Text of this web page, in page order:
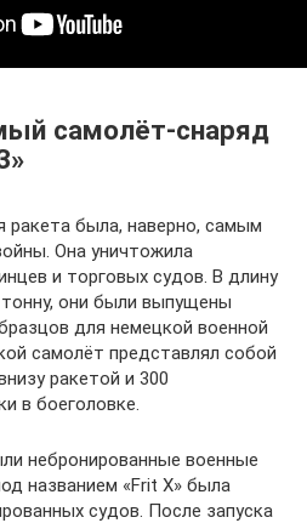
самолёт-снаряд
ракета была, наверно, самым
Она уничтожила
и торговых судов. В длину
они были выпущены
для немецкой военной
самолёт представлял собой
ракетой и 300
в боеголовке.
небронированные военные
названием «Frit X» была
судов. После запуска